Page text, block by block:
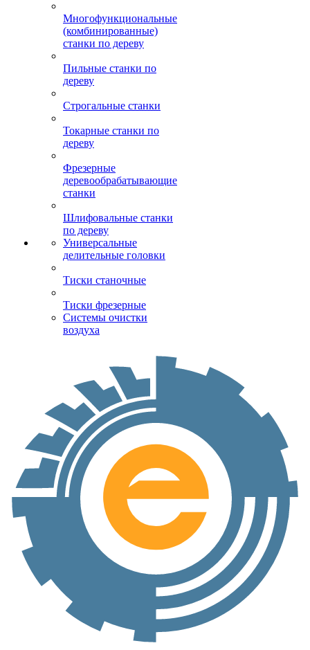
Многофункциональные
(комбинированные)
станки по дереву
Пильные станки по
дереву
Строгальные станки
Токарные станки по
дереву
Фрезерные
деревообрабатывающие
станки
Шлифовальные станки
по дереву
Универсальные
делительные головки
Тиски станочные
Тиски фрезерные
Системы очистки
воздуха